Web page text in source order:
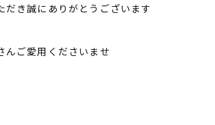
き誠にありがとうございます
んご愛用くださいませ